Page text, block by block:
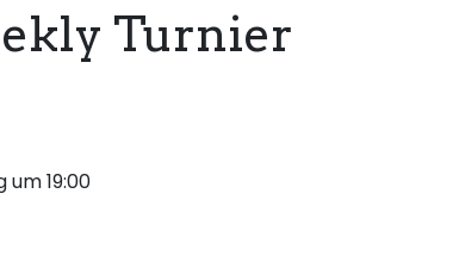
Turnier
19:00